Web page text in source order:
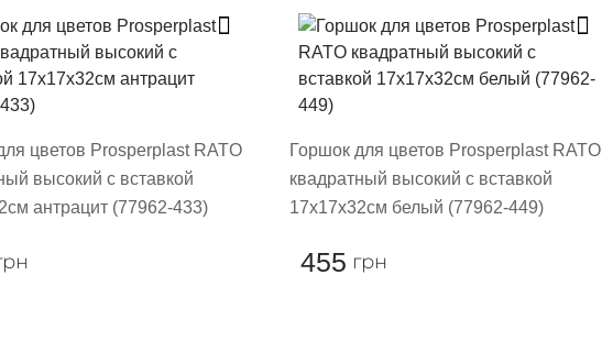
товару
цветов Prosperplast RATO
высокий с вставкой
антрацит (77962-433)
Горшок для цветов Prosperplast RATO
квадратный высокий с вставкой
17х17х32см белый (77962-449)
455 грн